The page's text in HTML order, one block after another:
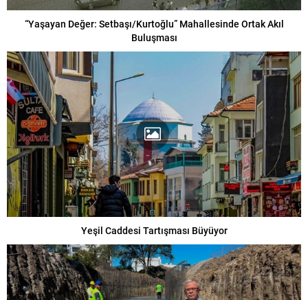
“Yaşayan Değer: Setbaşı/Kurtoğlu” Mahallesinde Ortak Akıl
Buluşması
Yeşil Caddesi Tartışması Büyüyor